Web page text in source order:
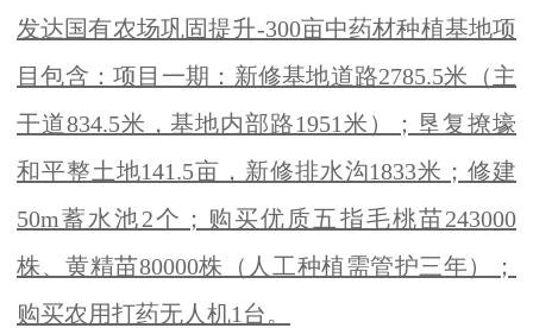
发达国有农场巩固提升-300亩中药材种植基地项
目包含：项目一期：新修基地道路2785.5米（主
干道834.5米，基地内部路1951米）；垦复撩壕
和平整土地141.5亩，新修排水沟1833米；修建
50m蓄水池2个；购买优质五指毛桃苗243000
株、黄精苗80000株（人工种植需管护三年）；
购买农用打药无人机1台。